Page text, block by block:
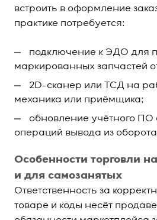
встроить в оформление
практике потребуется:
подключение к ЭДО для
маркированных запчастей
2D-сканер или ТСД на
механика или приёмщика;
обновление учётного ПО
операций вывода из
Особенности торговли
и для самозанятых
Ответственность за
товаре и коды несёт